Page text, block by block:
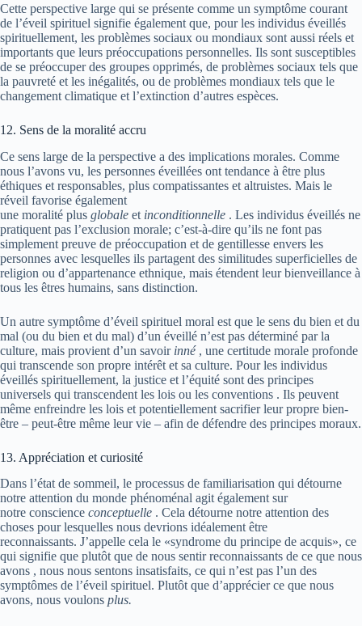
Cette perspective large qui se présente comme un symptôme courant
de l’éveil spirituel signifie également que, pour les individus éveillés
spirituellement, les problèmes sociaux ou mondiaux sont aussi réels et
importants que leurs préoccupations personnelles. Ils sont susceptibles
de se préoccuper des groupes opprimés, de problèmes sociaux tels que
la pauvreté et les inégalités, ou de problèmes mondiaux tels que le
changement climatique et l’extinction d’autres espèces.
12. Sens de la moralité accru
Ce sens large de la perspective a des implications morales. Comme
nous l’avons vu, les personnes éveillées ont tendance à être plus
éthiques et responsables, plus compatissantes et altruistes. Mais le
réveil favorise également
une moralité plus globale et inconditionnelle . Les individus éveillés ne
pratiquent pas l’exclusion morale; c’est-à-dire qu’ils ne font pas
simplement preuve de préoccupation et de gentillesse envers les
personnes avec lesquelles ils partagent des similitudes superficielles de
religion ou d’appartenance ethnique, mais étendent leur bienveillance à
tous les êtres humains, sans distinction.
Un autre symptôme d’éveil spirituel moral est que le sens du bien et du
mal (ou du bien et du mal) d’un éveillé n’est pas déterminé par la
culture, mais provient d’un savoir inné, une certitude morale profonde
qui transcende son propre intérêt et sa culture. Pour les individus
éveillés spirituellement, la justice et l’équité sont des principes
universels qui transcendent les lois ou les conventions . Ils peuvent
même enfreindre les lois et potentiellement sacrifier leur propre bien-
être – peut-être même leur vie – afin de défendre des principes moraux.
13. Appréciation et curiosité
Dans l’état de sommeil, le processus de familiarisation qui détourne
notre attention du monde phénoménal agit également sur
notre conscience conceptuelle . Cela détourne notre attention des
choses pour lesquelles nous devrions idéalement être
reconnaissants. J’appelle cela le «syndrome du principe de acquis», ce
qui signifie que plutôt que de nous sentir reconnaissants de ce que nous
avons , nous nous sentons insatisfaits, ce qui n’est pas l’un des
symptômes de l’éveil spirituel. Plutôt que d’apprécier ce que nous
avons, nous voulons plus.